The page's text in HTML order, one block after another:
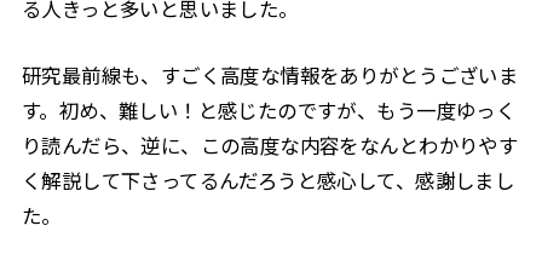
る人きっと多いと思いました。
研究最前線も、すごく高度な情報をありがとうございま
す。初め、難しい！と感じたのですが、もう一度ゆっく
り読んだら、逆に、この高度な内容をなんとわかりやす
く解説して下さってるんだろうと感心して、感謝しまし
た。